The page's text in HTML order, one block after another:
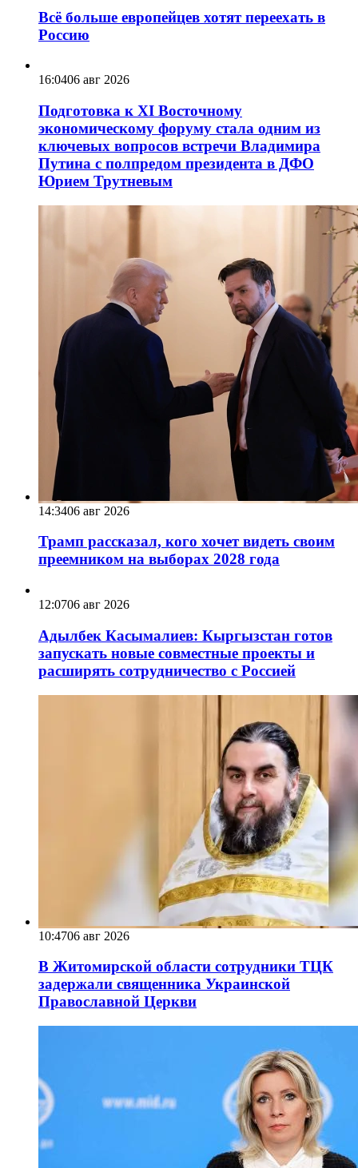
Всё больше европейцев хотят переехать в
Россию
16:0406 авг 2026
Подготовка к XI Восточному
экономическому форуму стала одним из
ключевых вопросов встречи Владимира
Путина с полпредом президента в ДФО
Юрием Трутневым
14:3406 авг 2026
Трамп рассказал, кого хочет видеть своим
преемником на выборах 2028 года
12:0706 авг 2026
Адылбек Касымалиев: Кыргызстан готов
запускать новые совместные проекты и
расширять сотрудничество с Россией
10:4706 авг 2026
В Житомирской области сотрудники ТЦК
задержали священника Украинской
Православной Церкви